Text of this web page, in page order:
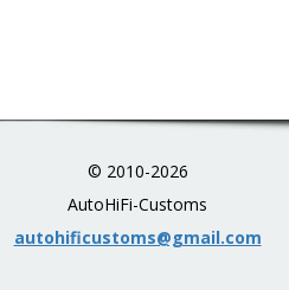
© 2010-2026
AutoHiFi-Customs
autohificustoms@gmail.com